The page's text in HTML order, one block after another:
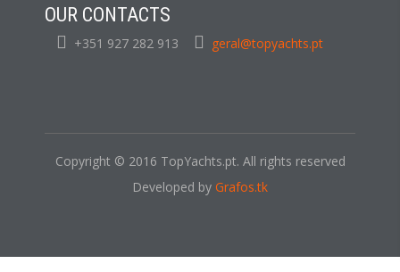
OUR CONTACTS
+351 927 282 913 geral@topyachts.pt
Copyright © 2016 TopYachts.pt. All rights reserved
Developed by Grafos.tk